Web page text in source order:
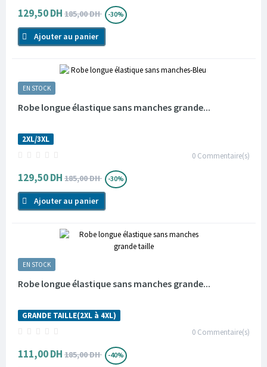
129,50 DH 185,00 DH -30%
Ajouter au panier
EN STOCK
Robe longue élastique sans manches grande...
2XL/3XL
0 Commentaire(s)
129,50 DH 185,00 DH -30%
Ajouter au panier
EN STOCK
Robe longue élastique sans manches grande...
GRANDE TAILLE(2XL à 4XL)
0 Commentaire(s)
111,00 DH 185,00 DH -40%